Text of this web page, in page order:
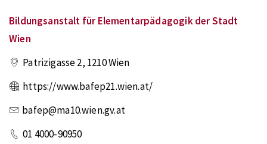
Bildungsanstalt für Elementarpädagogik der Stadt
Wien
Patrizigasse 2, 1210Wien
https://www.bafep21.wien.at/
bafep@ma10.wien.gv.at
01 4000-90950